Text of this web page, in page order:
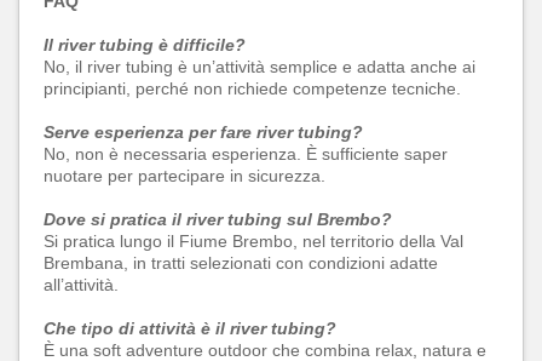
Il river tubing è difficile?
No, il river tubing è un’attività semplice e adatta anche ai
principianti, perché non richiede competenze tecniche.
Serve esperienza per fare river tubing?
No, non è necessaria esperienza. È sufficiente saper
nuotare per partecipare in sicurezza.
Dove si pratica il river tubing sul Brembo?
Si pratica lungo il Fiume Brembo, nel territorio della Val
Brembana, in tratti selezionati con condizioni adatte
all’attività.
Che tipo di attività è il river tubing?
È una soft adventure outdoor che combina relax, natura e